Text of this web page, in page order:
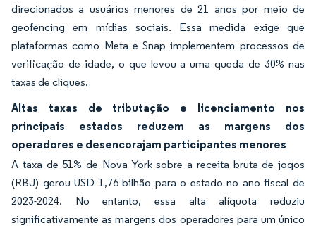
direcionados a usuários menores de 21 anos por meio de
geofencing em mídias sociais. Essa medida exige que
plataformas como Meta e Snap implementem processos de
verificação de idade, o que levou a uma queda de 30% nas
taxas de cliques.
Altas taxas de tributação e licenciamento nos
principais estados reduzem as margens dos
operadores e desencorajam participantes menores
A taxa de 51% de Nova York sobre a receita bruta de jogos
(RBJ) gerou USD 1,76 bilhão para o estado no ano fiscal de
2023-2024. No entanto, essa alta alíquota reduziu
significativamente as margens dos operadores para um único